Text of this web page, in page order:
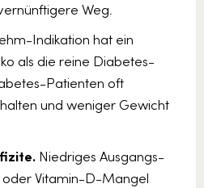
Weg.
Indikation hat ein
als die reine Diabetes-
Patienten oft
und weniger Gewicht
Niedriges Ausgangs-
oder Vitamin-D-Mangel